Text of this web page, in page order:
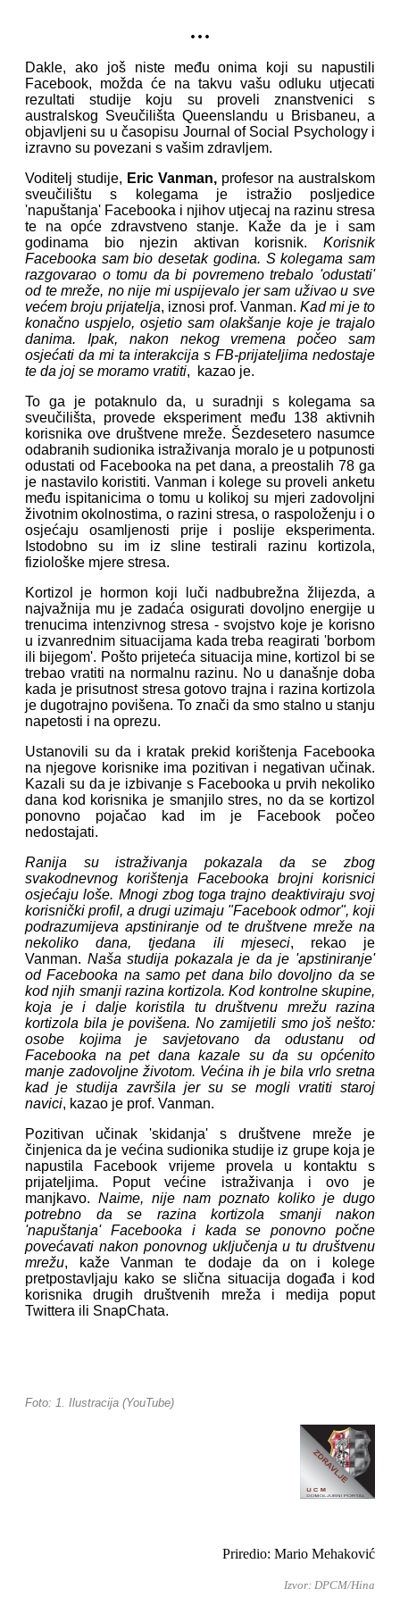
...
Dakle, ako još niste među onima koji su napustili
Facebook, možda će na takvu vašu odluku utjecati
rezultati studije koju su proveli znanstvenici s
australskog Sveučilišta Queenslandu u Brisbaneu, a
objavljeni su u časopisu Journal of Social Psychology i
izravno su povezani s vašim zdravljem.
Voditelj studije, Eric Vanman, profesor na australskom
sveučilištu s kolegama je istražio posljedice
'napuštanja' Facebooka i njihov utjecaj na razinu stresa
te na opće zdravstveno stanje. Kaže da je i sam
godinama bio njezin aktivan korisnik. Korisnik
Facebooka sam bio desetak godina. S kolegama sam
razgovarao o tomu da bi povremeno trebalo 'odustati'
od te mreže, no nije mi uspijevalo jer sam uživao u sve
većem broju prijatelja, iznosi prof. Vanman. Kad mi je to
konačno uspjelo, osjetio sam olakšanje koje je trajalo
danima. Ipak, nakon nekog vremena počeo sam
osjećati da mi ta interakcija s FB-prijateljima nedostaje
te da joj se moramo vratiti, kazao je.
To ga je potaknulo da, u suradnji s kolegama sa
sveučilišta, provede eksperiment među 138 aktivnih
korisnika ove društvene mreže. Šezdesetero nasumce
odabranih sudionika istraživanja moralo je u potpunosti
odustati od Facebooka na pet dana, a preostalih 78 ga
je nastavilo koristiti. Vanman i kolege su proveli anketu
među ispitanicima o tomu u kolikoj su mjeri zadovoljni
životnim okolnostima, o razini stresa, o raspoloženju i o
osjećaju osamljenosti prije i poslije eksperimenta.
Istodobno su im iz sline testirali razinu kortizola,
fiziološke mjere stresa.
Kortizol je hormon koji luči nadbubrežna žlijezda, a
najvažnija mu je zadaća osigurati dovoljno energije u
trenucima intenzivnog stresa - svojstvo koje je korisno
u izvanrednim situacijama kada treba reagirati 'borbom
ili bijegom'. Pošto prijeteća situacija mine, kortizol bi se
trebao vratiti na normalnu razinu. No u današnje doba
kada je prisutnost stresa gotovo trajna i razina kortizola
je dugotrajno povišena. To znači da smo stalno u stanju
napetosti i na oprezu.
Ustanovili su da i kratak prekid korištenja Facebooka
na njegove korisnike ima pozitivan i negativan učinak.
Kazali su da je izbivanje s Facebooka u prvih nekoliko
dana kod korisnika je smanjilo stres, no da se kortizol
ponovno pojačao kad im je Facebook počeo
nedostajati.
Ranija su istraživanja pokazala da se zbog
svakodnevnog korištenja Facebooka brojni korisnici
osjećaju loše. Mnogi zbog toga trajno deaktiviraju svoj
korisnički profil, a drugi uzimaju "Facebook odmor", koji
podrazumijeva apstiniranje od te društvene mreže na
nekoliko dana, tjedana ili mjeseci, rekao je
Vanman. Naša studija pokazala je da je 'apstiniranje'
od Facebooka na samo pet dana bilo dovoljno da se
kod njih smanji razina kortizola. Kod kontrolne skupine,
koja je i dalje koristila tu društvenu mrežu razina
kortizola bila je povišena. No zamijetili smo još nešto:
osobe kojima je savjetovano da odustanu od
Facebooka na pet dana kazale su da su općenito
manje zadovoljne životom. Većina ih je bila vrlo sretna
kad je studija završila jer su se mogli vratiti staroj
navici, kazao je prof. Vanman.
Pozitivan učinak 'skidanja' s društvene mreže je
činjenica da je većina sudionika studije iz grupe koja je
napustila Facebook vrijeme provela u kontaktu s
prijateljima. Poput većine istraživanja i ovo je
manjkavo. Naime, nije nam poznato koliko je dugo
potrebno da se razina kortizola smanji nakon
'napuštanja' Facebooka i kada se ponovno počne
povećavati nakon ponovnog uključenja u tu društvenu
mrežu, kaže Vanman te dodaje da on i kolege
pretpostavljaju kako se slična situacija događa i kod
korisnika drugih društvenih mreža i medija poput
Twittera ili SnapChata.
Foto: 1. Ilustracija (YouTube)
Priredio: Mario Mehaković
Izvor: DPCM/Hina